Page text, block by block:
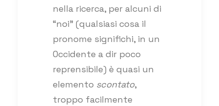
nella ricerca, per alcuni di
“noi” (qualsiasi cosa il
pronome significhi, in un
Occidente a dir poco
reprensibile) è quasi un
elemento scontato,
troppo facilmente